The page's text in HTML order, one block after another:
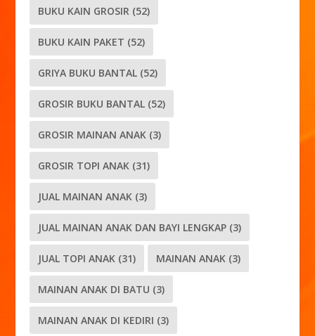
BUKU KAIN GROSIR (52)
BUKU KAIN PAKET (52)
GRIYA BUKU BANTAL (52)
GROSIR BUKU BANTAL (52)
GROSIR MAINAN ANAK (3)
GROSIR TOPI ANAK (31)
JUAL MAINAN ANAK (3)
JUAL MAINAN ANAK DAN BAYI LENGKAP (3)
JUAL TOPI ANAK (31) MAINAN ANAK (3)
MAINAN ANAK DI BATU (3)
MAINAN ANAK DI KEDIRI (3)